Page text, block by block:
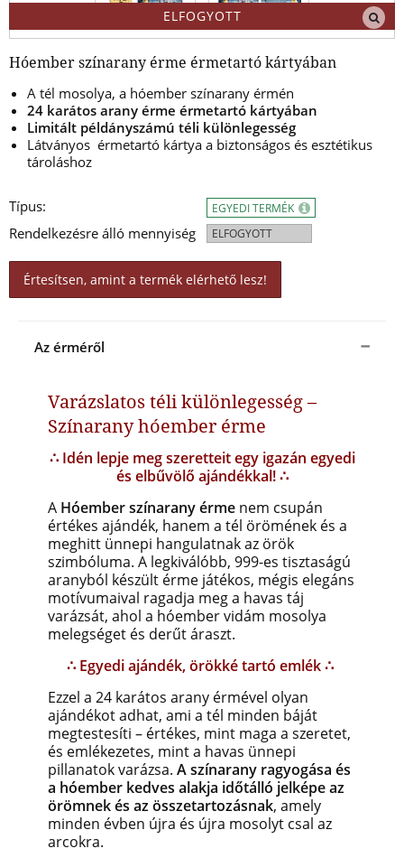
ELFOGYOTT
Hóember színarany érme érmetartó kártyában
A tél mosolya, a hóember színarany érmén
24 karátos arany érme érmetartó kártyában
Limitált példányszámú téli különlegesség
Látványos érmetartó kártya a biztonságos és esztétikus
tároláshoz
Típus:
Rendelkezésre álló mennyiség
EGYEDI TERMÉK
ELFOGYOTT
Értesítsen, amint a termék elérhető lesz!
Az érméről
Varázslatos téli különlegesség –
Színarany hóember érme
∴ Idén lepje meg szeretteit egy igazán egyedi
és elbűvölő ajándékkal! ∴
A Hóember színarany érme nem csupán
értékes ajándék, hanem a tél örömének és a
meghitt ünnepi hangulatnak az örök
szimbóluma. A legkiválóbb, 999-es tisztaságú
aranyból készült érme játékos, mégis elegáns
motívumaival ragadja meg a havas táj
varázsát, ahol a hóember vidám mosolya
melegséget és derűt áraszt.
∴ Egyedi ajándék, örökké tartó emlék ∴
Ezzel a 24 karátos arany érmével olyan
ajándékot adhat, ami a tél minden báját
megtestesíti – értékes, mint maga a szeretet,
és emlékezetes, mint a havas ünnepi
pillanatok varázsa. A színarany ragyogása és
a hóember kedves alakja időtálló jelképe az
örömnek és az összetartozásnak, amely
minden évben újra és újra mosolyt csal az
arcokra.